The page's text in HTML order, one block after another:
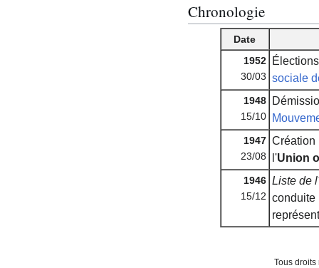
Chronologie
Date
1952
30/03 sociale
1948
15/10
1947
23/08
Création
l'Union
1946
15/12
Liste de
conduite
Tous